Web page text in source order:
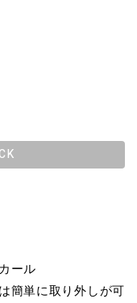
ール
簡単に取り外しが可